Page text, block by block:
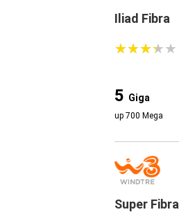
Iliad Fibra
★★★★★
★★★★★
5 Giga
up 700 Mega
Super Fibra